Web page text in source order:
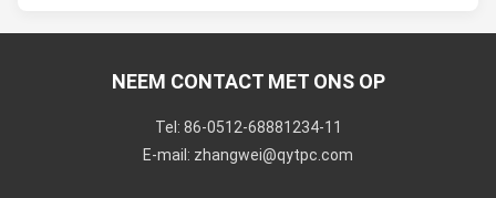
NEEM CONTACT MET ONS OP
Tel: 86-0512-68881234-11
E-mail: zhangwei@qytpc.com